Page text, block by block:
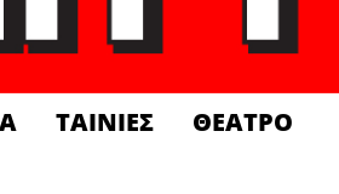
ΤΑΙΝΙΕΣ ΘΕΑΤΡΟ